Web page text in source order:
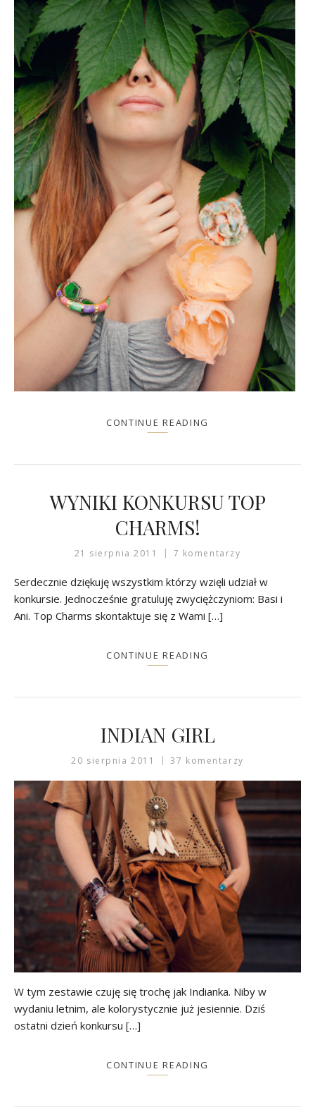
CONTINUE READING
WYNIKI KONKURSU TOP
CHARMS!
21 sierpnia 2011 7 komentarzy
Serdecznie dziękuję wszystkim którzy wzięli udział w
konkursie. Jednocześnie gratuluję zwyciężczyniom: Basi i
Ani. Top Charms skontaktuje się z Wami […]
CONTINUE READING
INDIAN GIRL
20 sierpnia 2011 37 komentarzy
W tym zestawie czuję się trochę jak Indianka. Niby w
wydaniu letnim, ale kolorystycznie już jesiennie. Dziś
ostatni dzień konkursu […]
CONTINUE READING